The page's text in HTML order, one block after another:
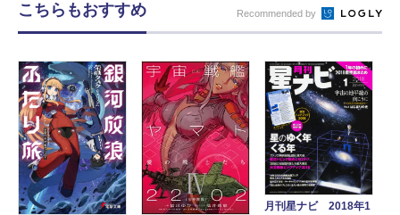
こちらもおすすめ Recommended by
月刊星ナビ 2018年1